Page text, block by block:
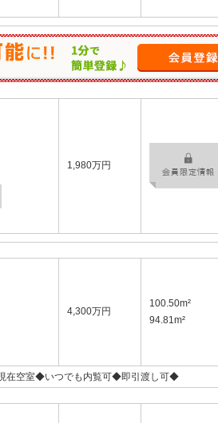
1,980万円
4,300万円
100.50m²
94.81m²
在空室◆いつでも内覧可◆即引渡し可◆